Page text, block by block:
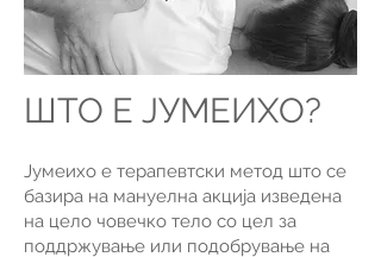
ШТО Е ЈУМЕИХО?
Јумеихо е терапевтски метод што се
базира на мануелна акција изведена
на цело човечко тело со цел за
поддржување или подобрување на